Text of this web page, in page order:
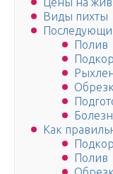
Виды пихты
Полив
Как
Полив